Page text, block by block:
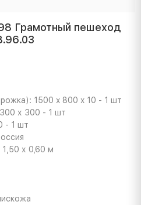
Грамотный пешеход
1500 x 800 x 10 - 1 шт
х 300 - 1 шт
- 1 шт
х 0,60 м